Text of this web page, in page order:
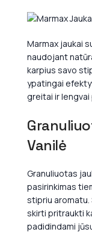
Marmax jaukai
naudojant
karpius savo
ypatingai
greitai ir
Vanilė
Granuliuotas
pasirinkimas
stipriu aromatu.
skirti pritraukti
padidindami